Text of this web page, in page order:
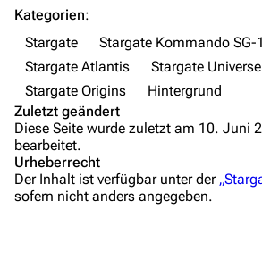
FAQ
Wiki-Diskussion
Anfragen
Administrations-Übersicht
Löschantrag
Vandalismus melden
Kategorien:
Stargate
Stargate Kommando SG-1
Stargate Atlantis
Stargate Universe
Stargate Origins
Hintergrund
Zuletzt geändert
Diese Seite wurde zuletzt am 10. Juni
bearbeitet.
Urheberrecht
Der Inhalt ist verfügbar unter der
sofern nicht anders angegeben.